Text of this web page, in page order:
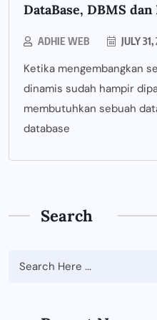
DataBase, DBMS dan
ADHIE WEB JULY 31,
Ketika mengembangkan
dinamis sudah hampir
membutuhkan sebuah
database
Search